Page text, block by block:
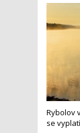
Rybolov
se